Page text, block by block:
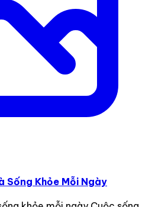
Sống Khỏe Mỗi Ngày